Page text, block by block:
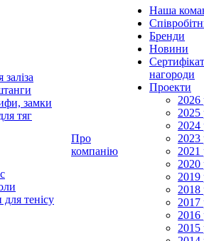
замки
тяг
тенісу
Про
компанію
Наша
Бренди
Новини
нагороди
Проекти
2026
2025
2024
2023
2021
2020
2019
2018
2017
2016
2015